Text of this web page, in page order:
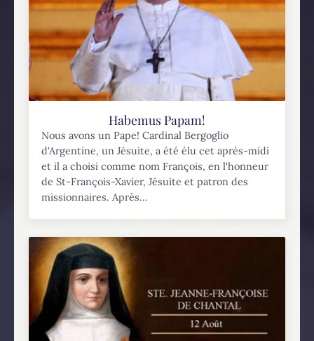
Habemus Papam!
Nous avons un Pape! Cardinal Bergoglio
d'Argentine, un Jésuite, a été élu cet après-midi
et il a choisi comme nom François, en l'honneur
de St-François-Xavier, Jésuite et patron des
missionnaires. Après...